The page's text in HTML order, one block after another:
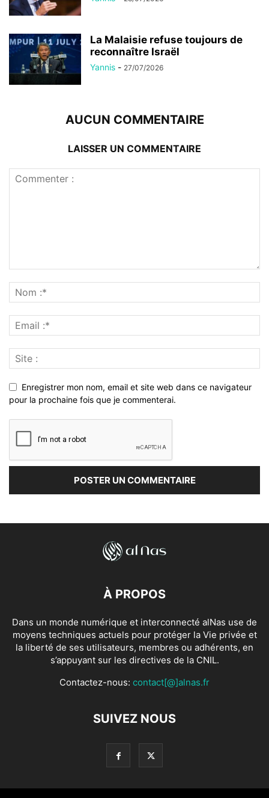
La Malaisie refuse toujours de
reconnaître Israël
Yannis - 27/07/2026
AUCUN COMMENTAIRE
LAISSER UN COMMENTAIRE
Enregistrer mon nom, email et site web dans ce navigateur
pour la prochaine fois que je commenterai.
À PROPOS
Dans un monde numérique et interconnecté alNas use de
moyens techniques actuels pour protéger la Vie privée et
la liberté de ses utilisateurs, membres ou adhérents, en
s’appuyant sur les directives de la CNIL.
Contactez-nous: contact[@]alnas.fr
SUIVEZ NOUS